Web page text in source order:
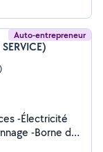
Auto-entrepreneur
de